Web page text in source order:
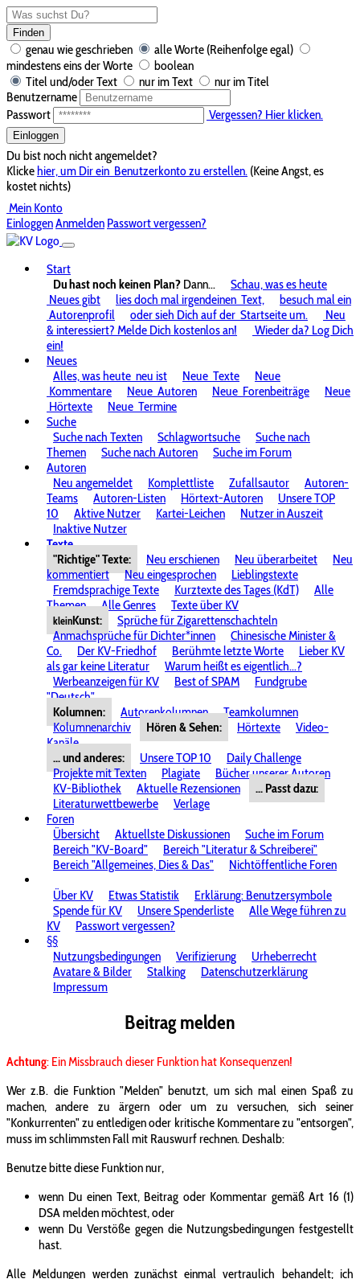
Finden
genau wie geschrieben
alle Worte (Reihenfolge egal)
mindestens eins der Worte
boolean
Titel und/oder Text
nur im Text
nur im Titel
Benutzername
Passwort
Vergessen? Hier klicken.
Einloggen
Du bist noch nicht angemeldet?
Klickehier, um Dir ein Benutzerkonto zu erstellen. (Keine Angst, es
kostet nichts)
Mein Konto
EinloggenAnmelden Passwort vergessen?
Start
Du hast noch keinen Plan? Dann...
Schau, was es heute
Neues gibt
lies doch mal irgendeinen Text,
besuch mal ein
Autorenprofil
oder sieh Dich auf der Startseite um.
Neu
& interessiert? Melde Dich kostenlos an!
Wieder da? Log Dich
ein!
Neues
Alles, was heute neu ist Neue Texte
Neue
Kommentare
Neue Autoren Neue Forenbeiträge
Neue
Hörtexte
Neue Termine
Suche
Suche nach Texten
Schlagwortsuche
Suche nach
Themen
Suche nach Autoren
Suche im Forum
Autoren
Neu angemeldet
Komplettliste Zufallsautor
Autoren-
Teams
Autoren-Listen Hörtext-Autoren
Unsere TOP
10
Aktive Nutzer Kartei-Leichen
Nutzer in Auszeit
Inaktive Nutzer
Texte
"Richtige" Texte:
Neu erschienen Neu überarbeitet
Neu
kommentiert
Neu eingesprochen
Lieblingstexte
Fremdsprachige Texte
Kurztexte des Tages (KdT)
Alle
Themen
Alle Genres Texte über KV
kleinKunst:
Sprüche für Zigarettenschachteln
Anmachsprüche für Dichter*innen
Chinesische Minister &
Co.
Der KV-Friedhof Berühmte letzte Worte
Lieber KV
als gar keine Literatur
Warum heißt es eigentlich...?
Werbeanzeigen für KV
Best of SPAM
Fundgrube
"Deutsch"
Kolumnen:
Autorenkolumnen
Teamkolumnen
Kolumnenarchiv
Hören & Sehen: Hörtexte
Video-
Kanäle
... und anderes:
Unsere TOP 10
Daily Challenge
Projekte mit Texten
Plagiate
Bücher unserer Autoren
KV-Bibliothek
Aktuelle Rezensionen
... Passt dazu:
Literaturwettbewerbe
Verlage
Foren
Übersicht
Aktuellste Diskussionen
Suche im Forum
Bereich "KV-Board"
Bereich "Literatur & Schreiberei"
Bereich "Allgemeines, Dies & Das"
Nichtöffentliche Foren
Über KV
Etwas Statistik
Erklärung: Benutzersymbole
Spende für KV
Unsere Spenderliste
Alle Wege führen zu
KV
Passwort vergessen?
§§
Nutzungsbedingungen
Verifizierung
Urheberrecht
Avatare & Bilder
Stalking
Datenschutzerklärung
Impressum
Beitrag melden
Achtung: Ein Missbrauch dieser Funktion hat Konsequenzen!
Wer z.B. die Funktion "Melden" benutzt, um sich mal einen Spaß zu
machen, andere zu ärgern oder um zu versuchen, sich seiner
"Konkurrenten" zu entledigen oder kritische Kommentare zu "entsorgen",
muss im schlimmsten Fall mit Rauswurf rechnen. Deshalb:
Benutze bitte diese Funktion nur,
wenn Du einen Text, Beitrag oder Kommentar gemäß Art 16 (1)
DSA melden möchtest, oder
wenn Du Verstöße gegen die Nutzungsbedingungen festgestellt
hast.
Alle Meldungen werden zunächst einmal vertraulich behandelt; ich